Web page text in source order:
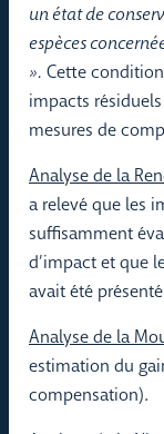
un état de
espèces
». Cette
impacts
mesures de
Analyse de la
a relevé que les
suffisamment
d’impact et que
avait été
Analyse de la
estimation du
compensation).